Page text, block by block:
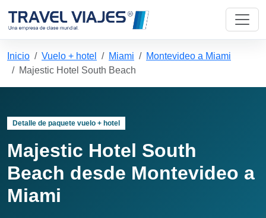
Inicio Vuelo + hotel Miami
Montevideo a Miami
Majestic Hotel South Beach
Detalle de paquete vuelo + hotel
Majestic Hotel South
Beach desde Montevideo a
Miami